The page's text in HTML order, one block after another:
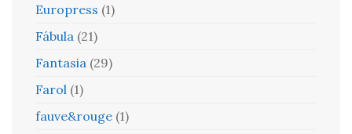
Europress (1)
Fábula (21)
Fantasia (29)
Farol (1)
fauve&rouge (1)